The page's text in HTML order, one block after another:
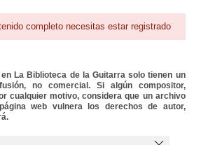
completo necesitas estar registrado
La Biblioteca de la Guitarra solo tienen un
no comercial. Si algún compositor,
cualquier motivo, considera que un archivo
web vulnera los derechos de autor,